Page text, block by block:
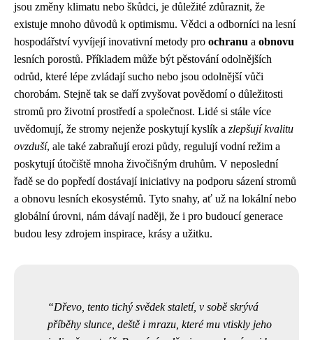
jsou změny klimatu nebo škůdci, je důležité zdůraznit, že
existuje mnoho důvodů k optimismu. Vědci a odborníci na lesní
hospodářství vyvíjejí inovativní metody pro ochranu a obnovu
lesních porostů. Příkladem může být pěstování odolnějších
odrůd, které lépe zvládají sucho nebo jsou odolnější vůči
chorobám. Stejně tak se daří zvyšovat povědomí o důležitosti
stromů pro životní prostředí a společnost. Lidé si stále více
uvědomují, že stromy nejenže poskytují kyslík a zlepšují kvalitu
ovzduší, ale také zabraňují erozi půdy, regulují vodní režim a
poskytují útočiště mnoha živočišným druhům. V neposlední
řadě se do popředí dostávají iniciativy na podporu sázení stromů
a obnovu lesních ekosystémů. Tyto snahy, ať už na lokální nebo
globální úrovni, nám dávají naději, že i pro budoucí generace
budou lesy zdrojem inspirace, krásy a užitku.
Dřevo, tento tichý svědek staletí, v sobě skrývá
příběhy slunce, deště i mrazu, které mu vtiskly jeho